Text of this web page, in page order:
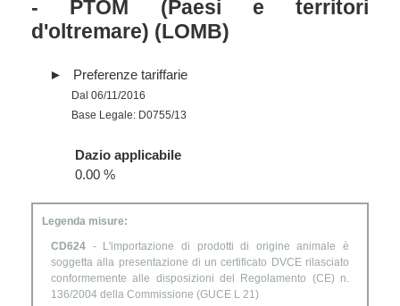
- PTOM (Paesi e territori
d'oltremare) (LOMB)
Preferenze tariffarie
Dal 06/11/2016
Base Legale: D0755/13
Dazio applicabile
0.00 %
Legenda misure:
CD624 - L'importazione di prodotti di origine animale è
soggetta alla presentazione di un certificato DVCE rilasciato
conformemente alle disposizioni del Regolamento (CE) n.
136/2004 della Commissione (GUCE L 21)